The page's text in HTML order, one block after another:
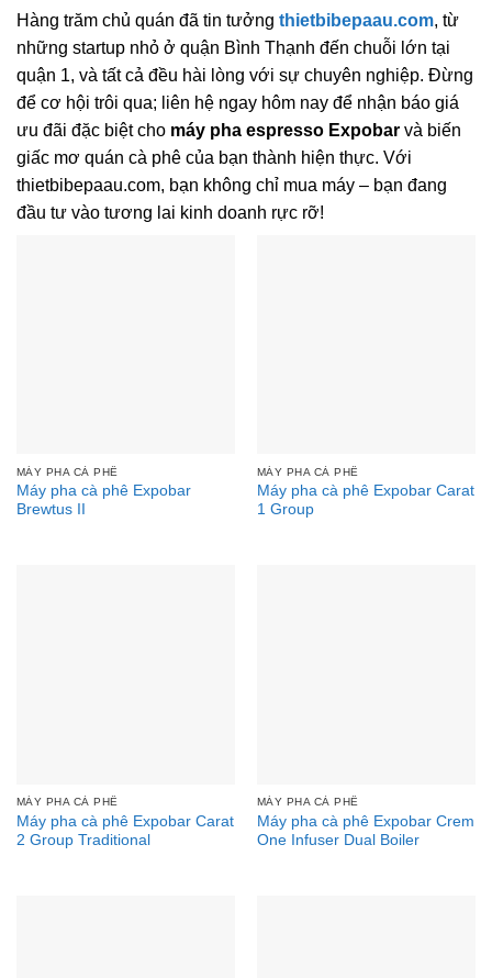
Hàng trăm chủ quán đã tin tưởng thietbibepaau.com, từ
những startup nhỏ ở quận Bình Thạnh đến chuỗi lớn tại
quận 1, và tất cả đều hài lòng với sự chuyên nghiệp. Đừng
để cơ hội trôi qua; liên hệ ngay hôm nay để nhận báo giá
ưu đãi đặc biệt cho máy pha espresso Expobar và biến
giấc mơ quán cà phê của bạn thành hiện thực. Với
thietbibepaau.com, bạn không chỉ mua máy – bạn đang
đầu tư vào tương lai kinh doanh rực rỡ!
MÁY PHA CÀ PHÊ
Máy pha cà phê Expobar
Brewtus II
MÁY PHA CÀ PHÊ
Máy pha cà phê Expobar Carat
1 Group
MÁY PHA CÀ PHÊ
Máy pha cà phê Expobar Carat
2 Group Traditional
MÁY PHA CÀ PHÊ
Máy pha cà phê Expobar Crem
One Infuser Dual Boiler